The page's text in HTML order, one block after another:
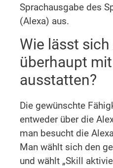
Sprachausgabe des
(Alexa) aus.
Wie lässt sich
überhaupt
ausstatten?
Die gewünschte
entweder über die
man besucht die
Man wählt sich den
und wählt „Skill